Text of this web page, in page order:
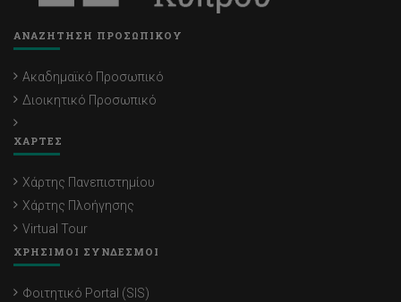
ΑΝΑΖΗΤΗΣΗ ΠΡΟΣΩΠΙΚΟΥ
Ακαδημαϊκό Προσωπικό
Διοικητικό Προσωπικό
ΧΑΡΤΕΣ
Χάρτης Πανεπιστημίου
Χάρτης Πλοήγησης
Virtual Tour
ΧΡΗΣΙΜΟΙ ΣΥΝΔΕΣΜΟΙ
Φοιτητικό Portal (SIS)